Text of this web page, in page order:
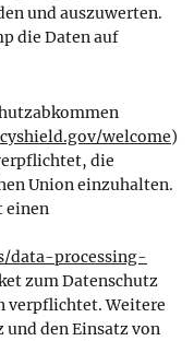
und auszuwerten.
die Daten auf
welcome)
die
Union einzuhalten.
einen
data-processing-
zum Datenschutz
verpflichtet. Weitere
den Einsatz von